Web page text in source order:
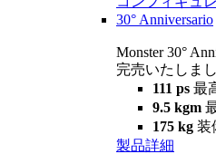
30° Anniversario
Monster 30°
完売いたしま
111 ps 最
9.5 kgm
175 kg 装
製品詳細